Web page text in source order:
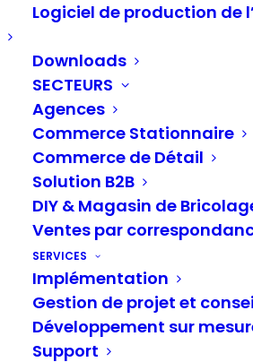
Logiciel de production de
Downloads
SECTEURS
Agences
Commerce Stationnaire
Commerce de Détail
Solution B2B
DIY & Magasin de
Ventes par
SERVICES
Implémentation
Gestion de projet et
Développement sur
Support
Plus de sécurité et
fonctionnement
sont au centre de
version
Hambourg, 26.09.2018
version de la solution
maintenant disponible pour
fabricant de logiciels
relance est principalement
développement de la
convivialité. Il y a plus de 20